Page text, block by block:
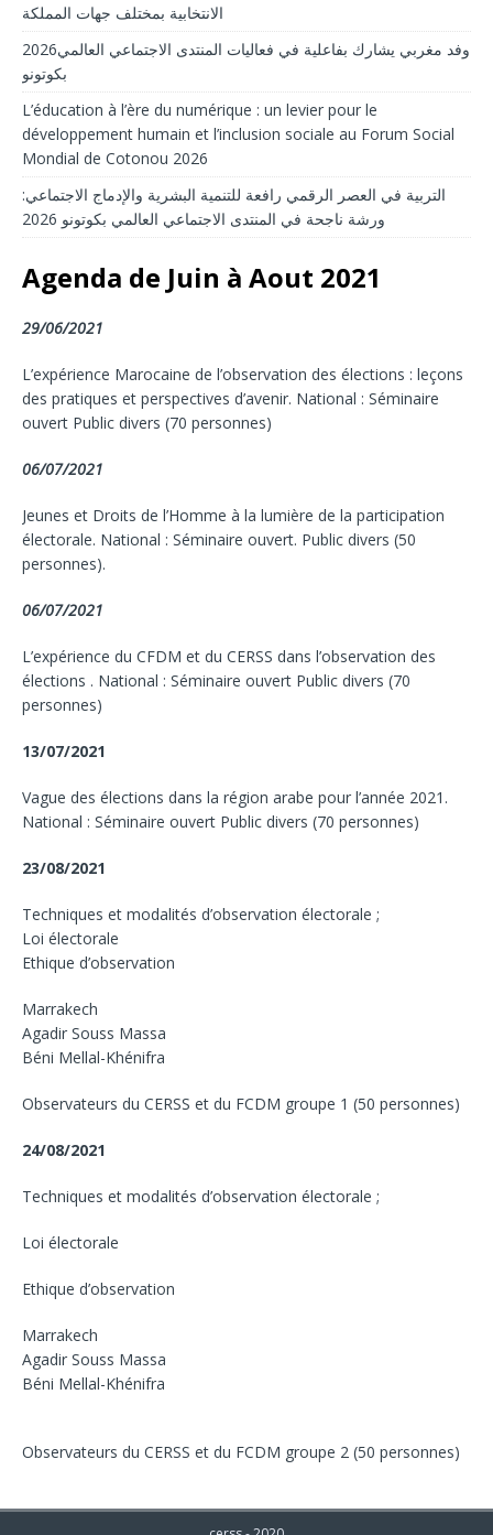
الانتخابية بمختلف جهات المملكة
2026وفد مغربي يشارك بفاعلية في فعاليات المنتدى الاجتماعي العالمي
بكوتونو
L’éducation à l’ère du numérique : un levier pour le
développement humain et l’inclusion sociale au Forum Social
Mondial de Cotonou 2026
التربية في العصر الرقمي رافعة للتنمية البشرية والإدماج الاجتماعي:
ورشة ناجحة في المنتدى الاجتماعي العالمي بكوتونو 2026
Agenda de Juin à Aout 2021
29/06/2021
L’expérience Marocaine de l’observation des élections : leçons
des pratiques et perspectives d’avenir. National : Séminaire
ouvert Public divers (70 personnes)
06/07/2021
Jeunes et Droits de l’Homme à la lumière de la participation
électorale. National : Séminaire ouvert. Public divers (50
personnes).
06/07/2021
L’expérience du CFDM et du CERSS dans l’observation des
élections . National : Séminaire ouvert Public divers (70
personnes)
13/07/2021
Vague des élections dans la région arabe pour l’année 2021.
National : Séminaire ouvert Public divers (70 personnes)
23/08/2021
Techniques et modalités d’observation électorale ;
Loi électorale
Ethique d’observation
Marrakech
Agadir Souss Massa
Béni Mellal-Khénifra
Observateurs du CERSS et du FCDM groupe 1 (50 personnes)
24/08/2021
Techniques et modalités d’observation électorale ;
Loi électorale
Ethique d’observation
Marrakech
Agadir Souss Massa
Béni Mellal-Khénifra
Observateurs du CERSS et du FCDM groupe 2 (50 personnes)